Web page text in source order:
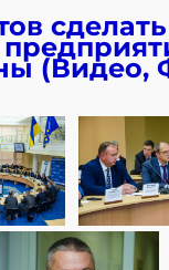
сделать
(Видео,